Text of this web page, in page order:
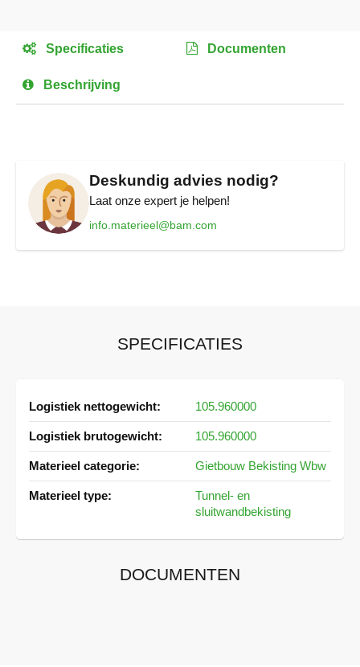
begin
de
afbeeldingen-
Specificaties Documenten
Beschrijving
Deskundig advies nodig?
Laat onze expert je helpen!
info.materieel@bam.com
SPECIFICATIES
Meer
informatie
105.960000
105.960000
Gietbouw Bekisting Wbw
Tunnel- en
sluitwandbekisting
DOCUMENTEN